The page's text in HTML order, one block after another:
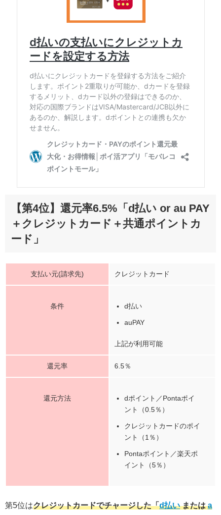
【第4位】還元率6.5%「d払い or au PAY
＋クレジットカード＋共通ポイントカ
ード」
支払い元(請求先) クレジットカード
条件 d払い
auPAY
上記が利用可能
還元率 6.5％
還元方法
dポイント／Pontaポイ
ント（0.5％）
クレジットカードのポイ
ント（1％）
Pontaポイント／楽天ポ
イント（5％）
第5位はクレジットカードでチャージした「d払いまたはa